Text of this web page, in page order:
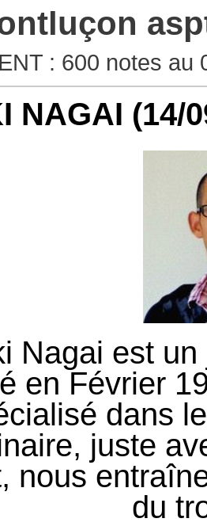
: 600 notes au
NAGAI (14/
Nagai est
en Février
dans
juste
nous
du